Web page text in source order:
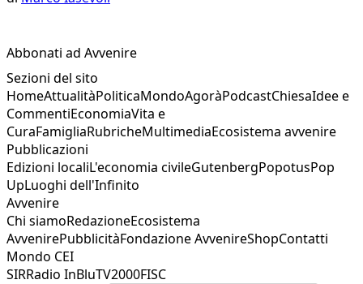
Abbonati ad Avvenire
Sezioni del sito
HomeAttualitàPoliticaMondoAgoràPodcastChiesaIdee e
CommentiEconomiaVita e
CuraFamigliaRubricheMultimediaEcosistema avvenire
Pubblicazioni
Edizioni localiL'economia civileGutenbergPopotusPop
UpLuoghi dell'Infinito
Avvenire
Chi siamoRedazioneEcosistema
AvvenirePubblicitàFondazione AvvenireShopContatti
Mondo CEI
SIRRadio InBluTV2000FISC